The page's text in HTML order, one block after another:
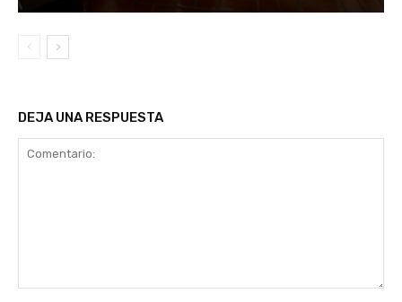
DEJA UNA RESPUESTA